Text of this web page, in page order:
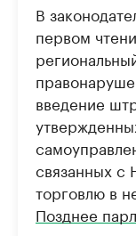
В
первом
введение
связанных с
торговлю в
Позднее